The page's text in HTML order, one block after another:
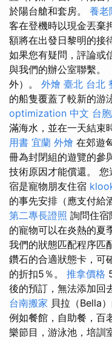
於陽台艙和套房。 養老
客在登機時以現金丟棄
額將在出發日黎明的接
如果您有疑問，評論或
與我們的辦公室聯繫。
外）。 外燴 臺北 台北
的船隻覆蓋了較新的游
optimization 中文 台
滿海水，並在一天結束
用書 宜蘭 外燴 在郊遊
冊為封閉組的遊覽的參
技術原因才能償還。
宿是寵物朋友住宿
的事先安排（應支付給
第二專長證照 詢問住宿
的寵物可以在炎熱的夏
我們的狀態匹配程序匹
鑽石的合適狀態卡，可
的折扣5％。 推拿價格
後的預訂，無法添加回
台南搬家 貝拉（Bella
例如餐館，自助餐，百
樂節目，游泳池，培訓